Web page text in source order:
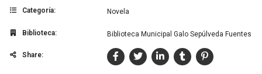
Categoría: Novela
Biblioteca: Biblioteca Municipal Galo Sepúlveda Fuentes
Share: